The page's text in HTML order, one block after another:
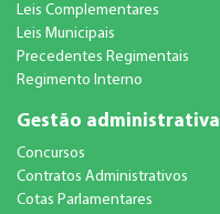
Leis Complementares
Leis Municipais
Precedentes Regimentais
Regimento Interno
Gestão administrativa
Concursos
Contratos Administrativos
Cotas Parlamentares